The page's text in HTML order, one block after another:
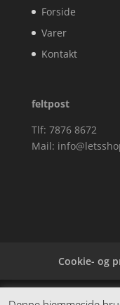
Forside
Varer
Kontakt
feltpost
Tlf: 7876 8672
Mail:
Cookie- og
Denne